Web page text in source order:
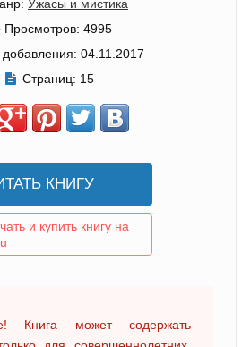
Ужасы и мистика
Просмотров: 4995
добавления: 04.11.2017
Страниц: 15
КНИГУ
и купить книгу на
Книга может содержать